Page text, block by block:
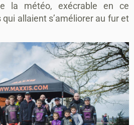
la météo, exécrable en ce
allaient s’améliorer au fur et